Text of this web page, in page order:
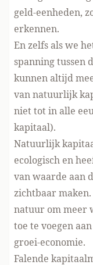
geld-eenheden,
erkennen.
En zelfs als we
spanning tussen
kunnen altijd
van natuurlijk
niet tot in alle
kapitaal).
Natuurlijk
ecologisch en
van waarde aan
zichtbaar
natuur om meer
toe te voegen
groei-economie.
Falende